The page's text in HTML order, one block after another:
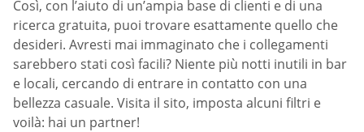
Così, con l’aiuto di un’ampia base di clienti e di una
ricerca gratuita, puoi trovare esattamente quello che
desideri. Avresti mai immaginato che i collegamenti
sarebbero stati così facili? Niente più notti inutili in bar
e locali, cercando di entrare in contatto con una
bellezza casuale. Visita il sito, imposta alcuni filtri e
voilà: hai un partner!